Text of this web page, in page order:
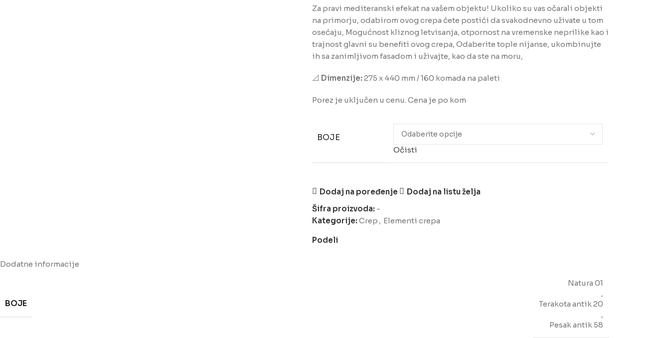
Za pravi mediteranski efekat na vašem objektu! Ukoliko su vas očarali objekti
na primorju, odabirom ovog crepa ćete postići da svakodnevno uživate u tom
osećaju, Mogućnost kliznog letvisanja, otpornost na vremenske neprilike kao i
trajnost glavni su benefiti ovog crepa, Odaberite tople nijanse, ukombinujte
ih sa zanimljivom fasadom i uživajte, kao da ste na moru,
📐 Dimenzije: 275 x 440 mm / 160 komada na paleti
Porez je uključen u cenu. Cena je po kom
BOJE
Očisti
Dodaj na poređenje
Dodaj na listu želja
Šifra proizvoda: -
Kategorije: Crep , Elementi crepa
Podeli
Dodatne informacije
BOJE
Natura 01
,
Terakota antik 20
,
Pesak antik 58